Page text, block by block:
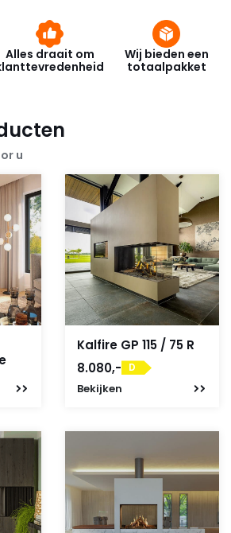
worden geplaatst. De Diablo Next
een afstandsbediening met
thermostatische regeling
Alles draait om
Wij bieden een
totaalpakket
u
Kalfire GP 115 / 75 R
8.080,-
D
Bekijken